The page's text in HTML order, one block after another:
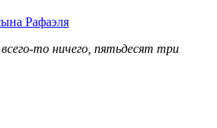
Рафаэля
то ничего, пятьдесят три